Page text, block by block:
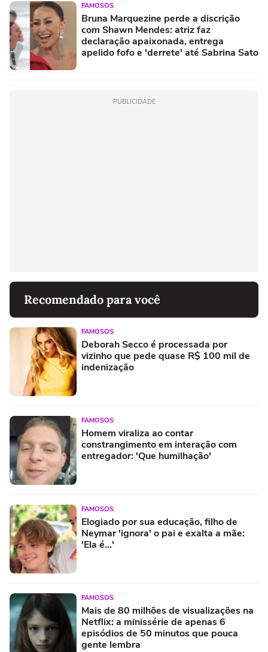
FAMOSOS
Bruna Marquezine perde a discrição
com Shawn Mendes: atriz faz
declaração apaixonada, entrega
apelido fofo e 'derrete' até Sabrina Sato
PUBLICIDADE
Recomendado para você
FAMOSOS
Deborah Secco é processada por
vizinho que pede quase R$ 100 mil de
indenização
FAMOSOS
Homem viraliza ao contar
constrangimento em interação com
entregador: 'Que humilhação'
FAMOSOS
Elogiado por sua educação, filho de
Neymar 'ignora' o pai e exalta a mãe:
'Ela é...'
FAMOSOS
Mais de 80 milhões de visualizações na
Netflix: a minissérie de apenas 6
episódios de 50 minutos que pouca
gente lembra